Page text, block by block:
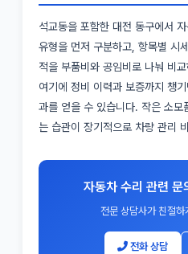
석교동을 포함한 대전 동구에서
유형을 먼저 구분하고, 항목별 시
적을 부품비와 공임비로 나눠 비
여기에 정비 이력과 보증까지 챙
과를 얻을 수 있습니다. 작은 소모
는 습관이 장기적으로 차량 관리
자동차 수리 관련 문
전문 상담사가 친절
전화 상담